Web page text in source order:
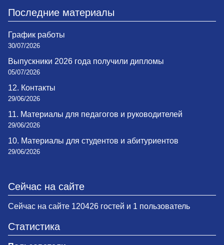
Последние материалы
График работы
30/07/2026
Выпускники 2026 года получили дипломы
05/07/2026
12. Контакты
29/06/2026
11. Материалы для педагогов и руководителей
29/06/2026
10. Материалы для студентов и абитуриентов
29/06/2026
Сейчас на сайте
Сейчас на сайте 120426 гостей и 1 пользователь
Статистика